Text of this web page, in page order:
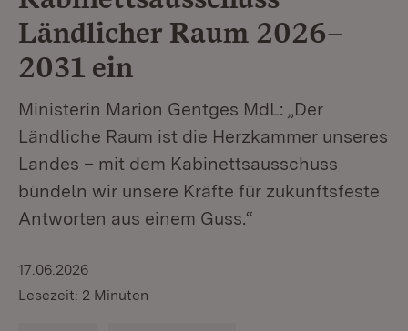
Ländlicher Raum 2026–
2031 ein
Ministerin Marion Gentges MdL: „Der
Ländliche Raum ist die Herzkammer unseres
Landes – mit dem Kabinettsausschuss
bündeln wir unsere Kräfte für zukunftsfeste
Antworten aus einem Guss.“
17.06.2026
Lesezeit: 2 Minuten